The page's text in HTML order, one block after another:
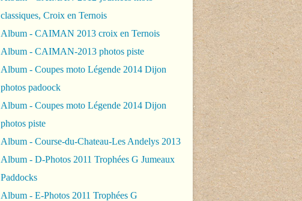
classiques, Croix en Ternois
Album - CAIMAN 2013 croix en Ternois
Album - CAIMAN-2013 photos piste
Album - Coupes moto Légende 2014 Dijon
photos padoock
Album - Coupes moto Légende 2014 Dijon
photos piste
Album - Course-du-Chateau-Les Andelys 2013
Album - D-Photos 2011 Trophées G Jumeaux
Paddocks
Album - E-Photos 2011 Trophées G